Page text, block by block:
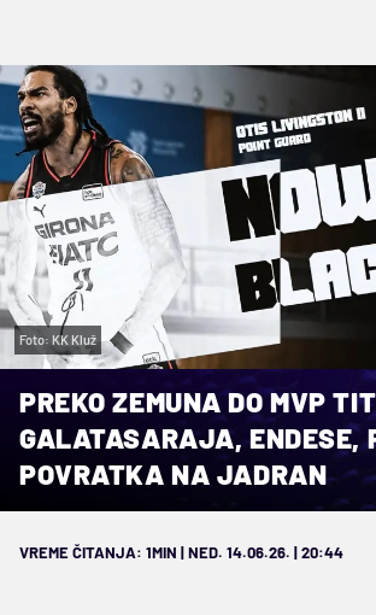
Foto: KK Kluž
PREKO ZEMUNA DO MVP
GALATASARAJA, ENDESE,
POVRATKA NA JADRAN
VREME ČITANJA: 1MIN | NED. 14.06.26. | 20:44